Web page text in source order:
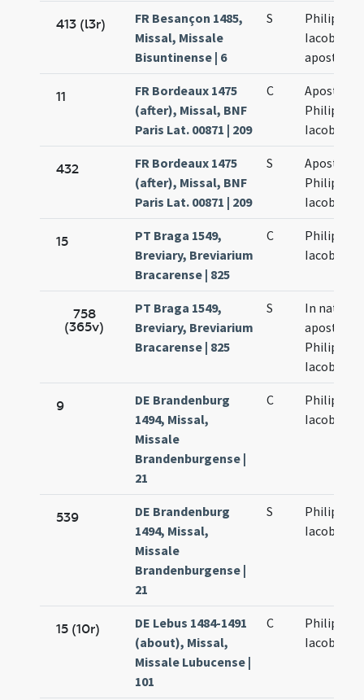
413 (l3r)
FR Besançon 1485,
Missal, Missale
Bisuntinense | 6
S
Philippi et
Iacobi
11
FR Bordeaux 1475
(after), Missal, BNF
Paris Lat. 00871 | 209
C
Philippi et
Iacobi
432
FR Bordeaux 1475
(after), Missal, BNF
Paris Lat. 00871 | 209
S
Philippi et
Iacobi
15
PT Braga 1549,
Breviary, Breviarium
Bracarense | 825
C
Philippi et
Iacobi
758
(365v)
PT Braga 1549,
Breviary, Breviarium
Bracarense | 825
S
In natale
Philippi et
Iacobi
9
DE Brandenburg
1494, Missal,
Missale
Brandenburgense |
21
C
Philippi et
Iacobi
539
DE Brandenburg
1494, Missal,
Missale
Brandenburgense |
21
S
Philippi et
Iacobi
15 (10r)
DE Lebus 1484-1491
(about), Missal,
Missale Lubucense |
101
C
Philippi et
Iacobi